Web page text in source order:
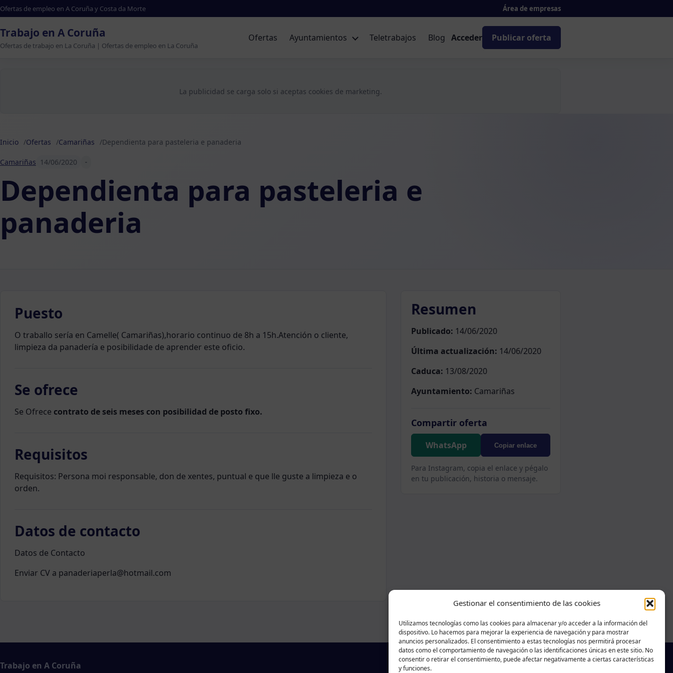
Gestionar el consentimiento de las cookies
Utilizamos tecnologías como las cookies para almacenar y/o acceder a la información del
dispositivo. Lo hacemos para mejorar la experiencia de navegación y para mostrar
anuncios personalizados. El consentimiento a estas tecnologías nos permitirá procesar
datos como el comportamiento de navegación o las identificaciones únicas en este sitio. No
consentir o retirar el consentimiento, puede afectar negativamente a ciertas características
y funciones.
Ofertas de empleo en A Coruña y Costa da Morte Área de empresas
Trabajo en A Coruña
Ofertas de trabajo en La Coruña | Ofertas de empleo en La Coruña
Ofertas Ayuntamientos Teletrabajos Blog Acceder Publicar oferta
La publicidad se carga solo si aceptas cookies de marketing.
Inicio Ofertas Camariñas Dependienta para pasteleria e panaderia
Camariñas 14/06/2020 -
Dependienta para pasteleria e
panaderia
Puesto
O traballo sería en Camelle( Camariñas),horario continuo de 8h a 15h.Atención o cliente,
limpieza da panadería e posibilidade de aprender este oficio.
Se ofrece
Se Ofrece contrato de seis meses con posibilidad de posto fixo.
Requisitos
Requisitos: Persona moi responsable, don de xentes, puntual e que lle guste a limpieza e o
orden.
Datos de contacto
Datos de Contacto
Enviar CV a panaderiaperla@hotmail.com
Resumen
Publicado: 14/06/2020
Última actualización: 14/06/2020
Caduca: 13/08/2020
Ayuntamiento: Camariñas
Compartir oferta
WhatsApp Copiar enlace
Para Instagram, copia el enlace y pégalo
en tu publicación, historia o mensaje.
Trabajo en A Coruña